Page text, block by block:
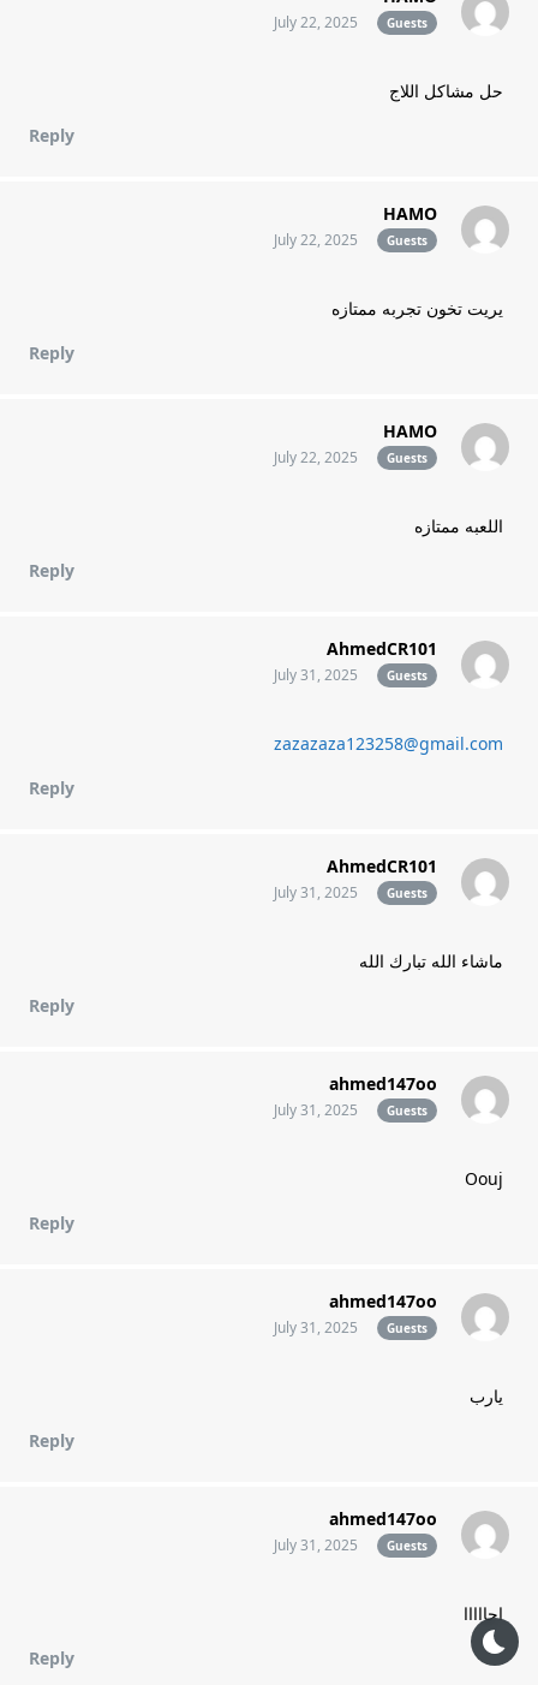
Guests
July 22, 2025
حل مشاكل اللاج
Reply
HAMO
Guests
July 22, 2025
يريت تخون تجربه ممتازه
Reply
HAMO
Guests
July 22, 2025
اللعبه ممتازه
Reply
AhmedCR101
Guests
July 31, 2025
zazazaza123258@gmail.com
Reply
AhmedCR101
Guests
July 31, 2025
ماشاء الله تبارك الله
Reply
ahmed147oo
Guests
July 31, 2025
Oouj
Reply
ahmed147oo
Guests
July 31, 2025
يارب
Reply
ahmed147oo
Guests
July 31, 2025
احااااا
Reply